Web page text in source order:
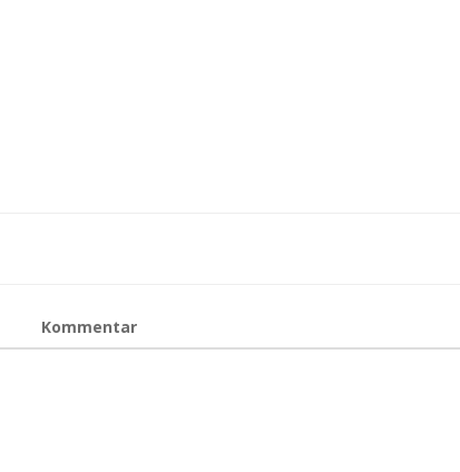
Kommentar